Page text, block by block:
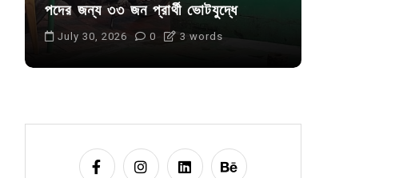
পদের জন্য ৩৩ জন প্রার্থী ভোটযুদ্ধে
July 30, 2026 0 3 words